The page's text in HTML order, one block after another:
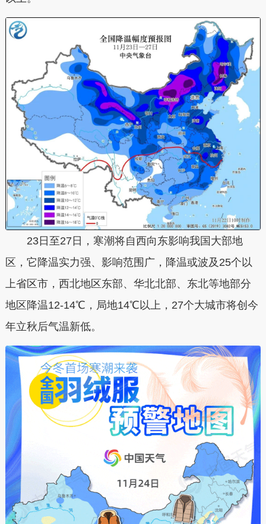
23日至27日，寒潮将自西向东影响我国大部地
区，它降温实力强、影响范围广，降温或波及25个以
上省区市，西北地区东部、华北北部、东北等地部分
地区降温12-14℃，局地14℃以上，27个大城市将创今
年立秋后气温新低。